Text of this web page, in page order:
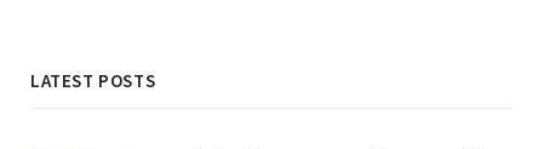
LATEST POSTS